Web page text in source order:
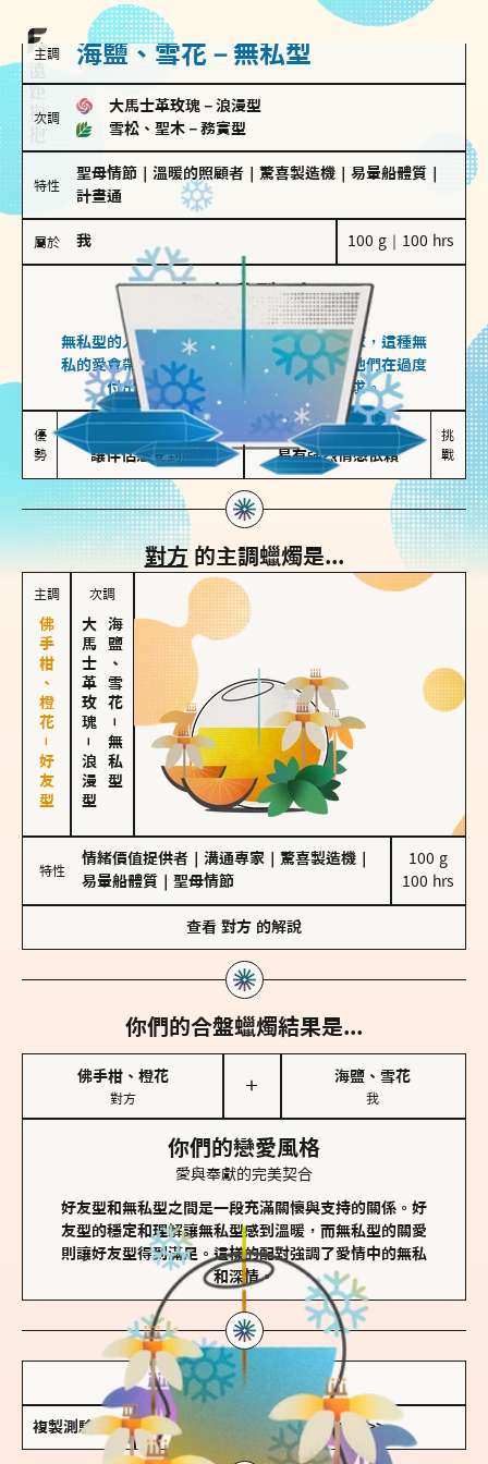
主調 海鹽、雪花－無私型
次調
大馬士革玫瑰 － 浪漫型
雪松、聖木 － 務實型
特性
聖母情節 溫暖的照顧者 驚喜製造機 易暈船體質
計畫通
屬於 我 100 g｜100 hrs
無私型
海鹽、雪花
無私型的人傾向用心呵護、滿足另一半的需求，這種無
私的愛會帶來緊密的關係連結，但也可能讓他們在過度
付出中迷失自我，忽略自己真正的需求。
優
勢
讓伴侶感受到關懷
較難設立界線
易有強烈情感依賴
挑
戰
對方的主調蠟燭是...
主調
佛手柑、橙花－好友型
次調
大馬士革玫瑰
－
浪漫型
海鹽、雪花
－
無私型
特性
情緒價值提供者 溝通專家 驚喜製造機
易暈船體質
聖母情節
100 g
100 hrs
查看 對方 的解說
你們的合盤蠟燭結果是...
佛手柑、橙花
對方
＋
海鹽、雪花
我
你們的戀愛風格
愛與奉獻的完美契合
好友型和無私型之間是一段充滿關懷與支持的關係。好
友型的穩定和理解讓無私型感到溫暖，而無私型的關愛
則讓好友型得到滿足。這樣的配對強調了愛情中的無私
和深情。
儲存我的結果圖
複製測驗連結 查看香氛類型全解析 >>>